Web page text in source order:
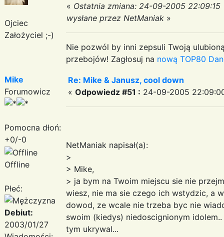
Ojciec
Założyciel ;-)
« Ostatnia zmiana: 24-09-2005 22:09:15
wysłane przez NetManiak »
Nie pozwól by inni zepsuli Twoją
przebojów! Zagłosuj na nową TOP80
Mike
Forumowicz
Pomocna dłoń:
+0/-0
Offline
Płeć:
Debiut:
2003/01/27
Re: Mike & Janusz, cool down
« Odpowiedz #51 : 24-09-2005
NetManiak napisał(a):
>
> Mike,
> ja bym na Twoim miejscu sie nie
wiesz, nie ma sie czego ich wstydzic, a
dowod, ze wcale nie trzeba byc nie
swoim (kiedys) niedoscignionym
tym ukrywal...